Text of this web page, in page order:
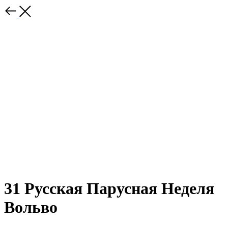
31 Русская Парусная Неделя
Вольво